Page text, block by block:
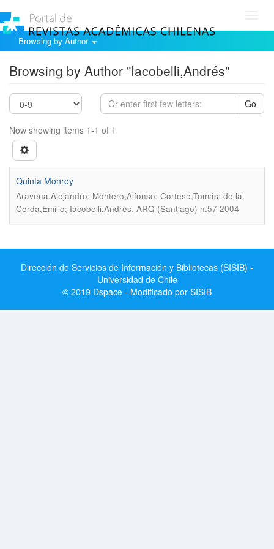
Browsing by Author
Browsing by Author "Iacobelli,Andrés"
Go
Now showing items 1-1 of 1
Quinta Monroy
Aravena,Alejandro; Montero,Alfonso; Cortese,Tomás; de la
Cerda,Emilio; Iacobelli,Andrés. ARQ (Santiago) n.57 2004
Dirección de Servicios de Información y Bibliotecas (SISIB) -
Universidad de Chile
© 2019 Dspace - Modificado por SISIB